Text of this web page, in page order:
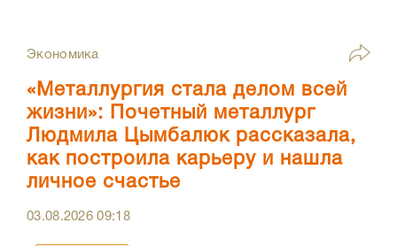
Экономика
«Металлургия стала делом всей
жизни»: Почетный металлург
Людмила Цымбалюк рассказала,
как построила карьеру и нашла
личное счастье
03.08.202609:18